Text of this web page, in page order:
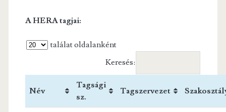
A HERA tagjai:
találat oldalanként
Keresés:
Név
Tagsági
sz.
Tagszervezet